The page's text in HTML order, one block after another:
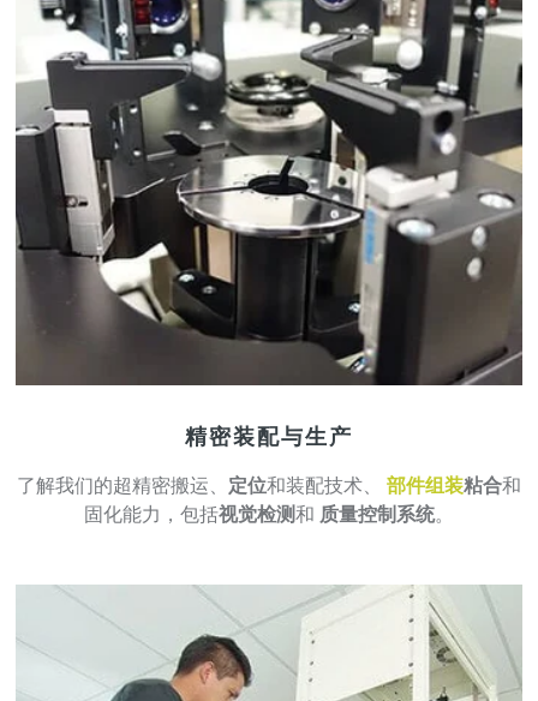
精密装配与生产
了解我们的超精密搬运、 定位和装配技术、 部件组装粘合和
固化能力，包括视觉检测和 质量控制系统。